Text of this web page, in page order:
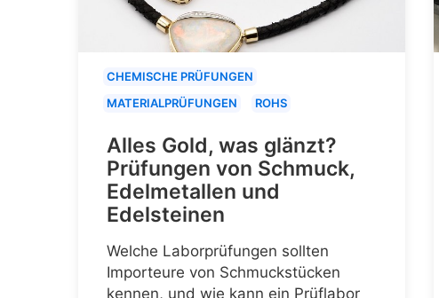
CHEMISCHE PRÜFUNGEN
MATERIALPRÜFUNGEN
ROHS
Alles Gold, was glänzt?
Prüfungen von Schmuck,
Edelmetallen und
Edelsteinen
Welche Laborprüfungen sollten
Importeure von Schmuckstücken
kennen, und wie kann ein Prüflabor